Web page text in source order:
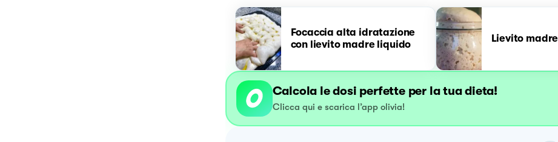
Focaccia alta idratazione
con lievito madre liquido
Lievito madre
Calcola le dosi perfette per la tua dieta!
Clicca qui e scarica l’app olivia!